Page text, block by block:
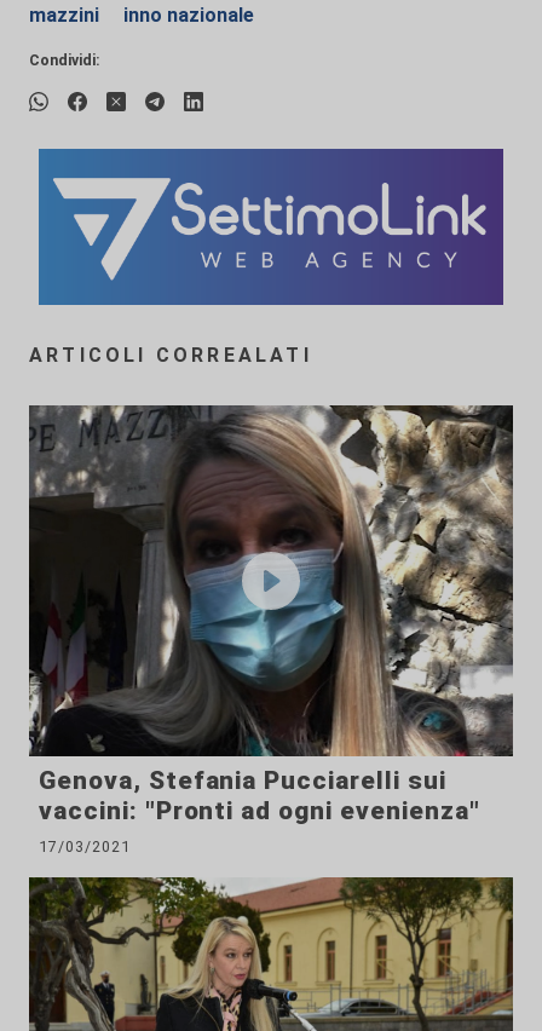
mazzini
inno nazionale
Condividi:
ARTICOLI CORREALATI
Genova, Stefania Pucciarelli sui
vaccini: "Pronti ad ogni evenienza"
17/03/2021